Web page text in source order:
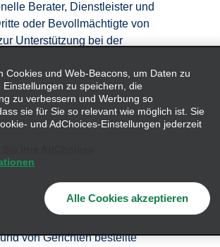
Berater, Dienstleister und
oder Bevollmächtigte von
Unterstützung bei der
Aktivitäten im Zusammenhang
Mitarbeitern/-innen, darunter
(z. B. Agenturen zur
sowie Dienstleister
und Spesenverwaltung;
oder gesetzliche Vertreter
Mitarbeiter;
denen gegenüber wir
von Gerichten bestellte
Cookies und Web-Beacons, um Daten zu
zu speichern, die
zu verbessern und Werbung so
sie für Sie so relevant wie möglich ist. Sie
und AdChoices-Einstellungen jederzeit
Alle Cookies akzeptieren